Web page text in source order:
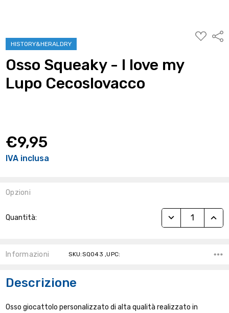
HISTORY&HERALDRY
ALLA
Osso Squeaky - I love my
Lupo Cecoslovacco
€9,95
IVA inclusa
Opzioni
Attuale:
Quantità: RIDUCI
Informazioni SKU:SQ043 ,UPC:
Descrizione
Osso giocattolo personalizzato di alta qualità realizzato in